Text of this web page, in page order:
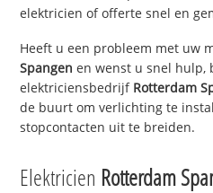
elektricien of offerte snel en
Heeft u een probleem met uw
Spangen en wenst u snel hulp,
elektriciensbedrijf Rotterdam
de buurt om verlichting te
stopcontacten uit te breiden.
Elektricien Rotterdam